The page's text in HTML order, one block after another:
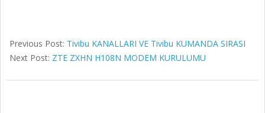
Previous Post: Tivibu KANALLARI VE Tivibu KUMANDA SIRASI
Next Post: ZTE ZXHN H108N MODEM KURULUMU